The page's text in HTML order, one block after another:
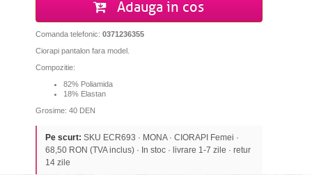
Adauga in cos
Comanda telefonic: 0371236355
Ciorapi pantalon fara model.
Compozitie:
82% Poliamida
18% Elastan
Grosime: 40 DEN
Pe scurt: SKU ECR693 · MONA · CIORAPI Femei ·
68,50 RON (TVA inclus) · In stoc · livrare 1-7 zile · retur
14 zile